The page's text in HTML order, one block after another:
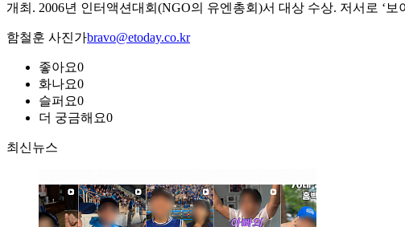
개최. 2006년 인터액션대회(NGO의 유엔총회)서 대상 수상. 저서로 ‘보
함철훈 사진가bravo@etoday.co.kr
좋아요0
화나요0
슬퍼요0
더 궁금해요0
최신뉴스